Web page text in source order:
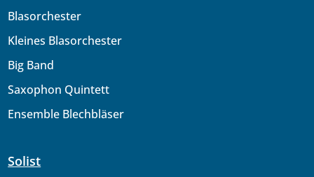
Blasorchester
Kleines Blasorchester
Big Band
Saxophon Quintett
Ensemble Blechbläser
Solist